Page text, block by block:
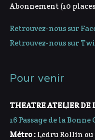
Abonnement (10
Retrouvez-nous sur
Retrouvez-nous sur
Pour venir
THEATRE ATELIER DE
16 Passage de la
Métro :Ledru Rollin